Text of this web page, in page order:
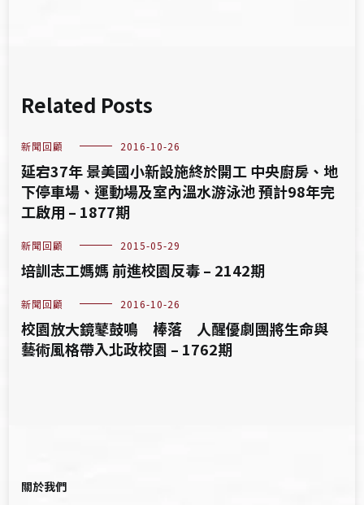
Related Posts
新聞回顧 2016-10-26
延宕37年 景美國小新設施終於開工 中央廚房、地
下停車場、運動場及室內溫水游泳池 預計98年完
工啟用 – 1877期
新聞回顧 2015-05-29
培訓志工媽媽 前進校園反毒 – 2142期
新聞回顧 2016-10-26
校園放大鏡鼕鼓鳴 棒落 人醒優劇團將生命與
藝術風格帶入北政校園 – 1762期
關於我們